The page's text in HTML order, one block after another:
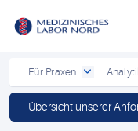
Für Praxen
Übersicht unserer